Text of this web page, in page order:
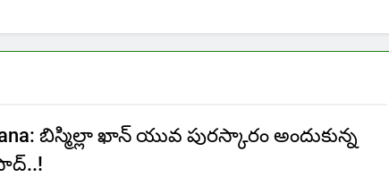
బిస్మిల్లా ఖాన్ యువ పురస్కారం అందుకున్న